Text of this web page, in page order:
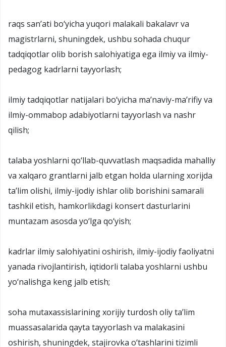
raqs san’ati bo‘yicha yuqori malakali bakalavr va
magistrlarni, shuningdek, ushbu sohada chuqur
tadqiqotlar olib borish salohiyatiga ega ilmiy va ilmiy-
pedagog kadrlarni tayyorlash;
ilmiy tadqiqotlar natijalari bo‘yicha ma’naviy-ma’rifiy va
ilmiy-ommabop adabiyotlarni tayyorlash va nashr
qilish;
talaba yoshlarni qo‘llab-quvvatlash maqsadida mahalliy
va xalqaro grantlarni jalb etgan holda ularning xorijda
ta’lim olishi, ilmiy-ijodiy ishlar olib borishini samarali
tashkil etish, hamkorlikdagi konsert dasturlarini
muntazam asosda yo‘lga qo‘yish;
kadrlar ilmiy salohiyatini oshirish, ilmiy-ijodiy faoliyatni
yanada rivojlantirish, iqtidorli talaba yoshlarni ushbu
yo‘nalishga keng jalb etish;
soha mutaxassislarining xorijiy turdosh oliy ta’lim
muassasalarida qayta tayyorlash va malakasini
oshirish, shuningdek, stajirovka o‘tashlarini tizimli